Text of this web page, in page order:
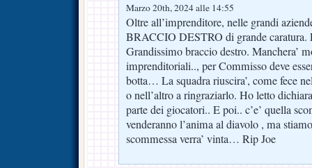
Marzo 20th, 2024 alle 14:55
Oltre all’imprenditore, nelle grandi
BRACCIO DESTRO di grande
Grandissimo braccio destro. Manchera’
imprenditoriali.., per Commisso deve
botta… La squadra riuscira’, come fece
o nell’altro a ringraziarlo. Ho letto
parte dei giocatori.. E poi.. c’e’ quella
venderanno l’anima al diavolo , ma
scommessa verra’ vinta… Rip Joe